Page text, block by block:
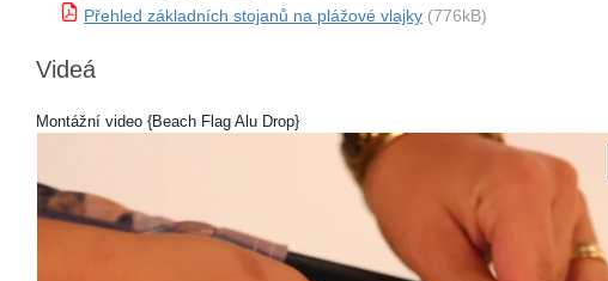
Přehled základních stojanů na plážové vlajky (776kB)
Videá
Montážní video {Beach Flag Alu Drop}